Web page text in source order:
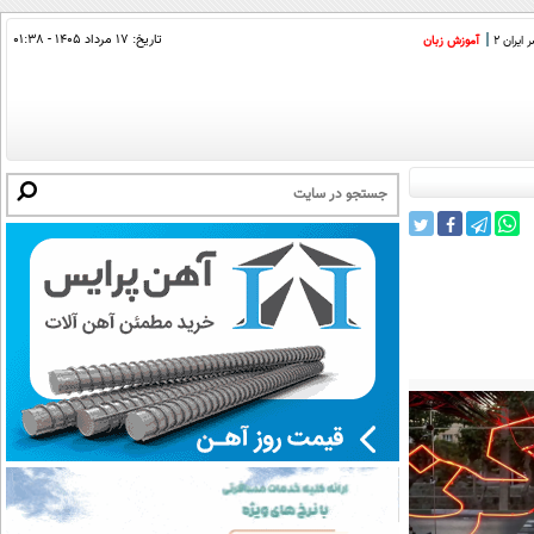
2 آموزش زبان تاریخ: ۱۷ مرداد ۱۴۰۵ - ۰۱:۳۸